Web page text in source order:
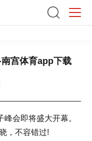
宫体育app下载
会即将盛大开幕。
，不容错过!